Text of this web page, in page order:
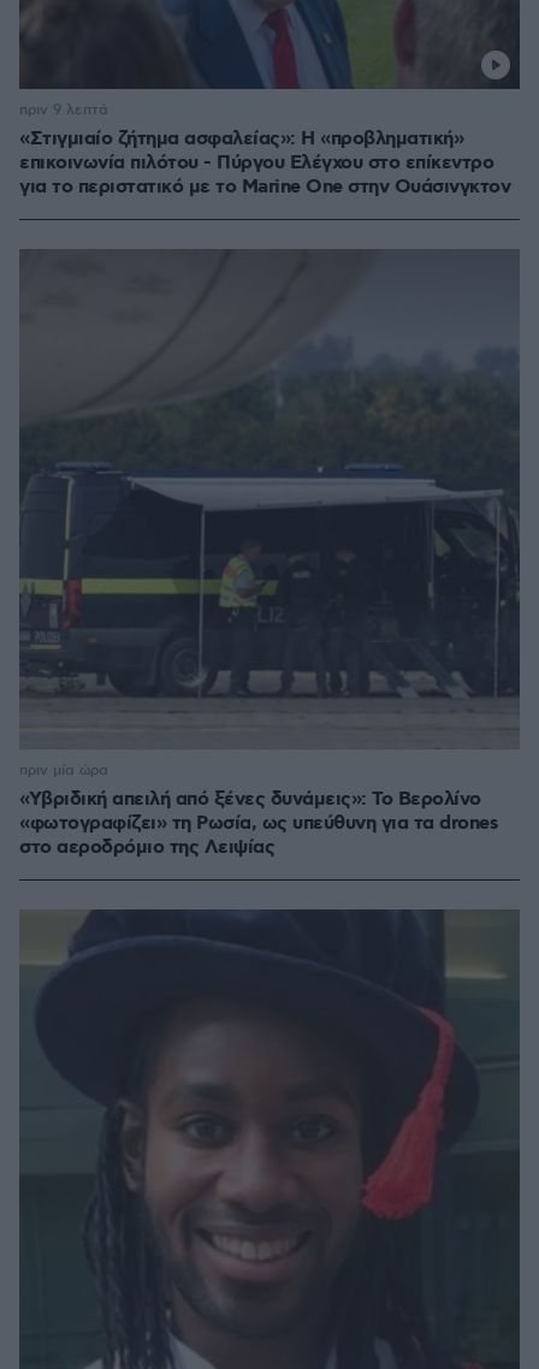
«Στιγμιαίο ζήτημα ασφαλείας»: Η «προβληματική»
επικοινωνία πιλότου - Πύργου Ελέγχου στο επίκεντρο
για το περιστατικό με το Marine One στην Ουάσινγκτον
πριν 9 λεπτά
«Υβριδική απειλή από ξένες δυνάμεις»: Το Βερολίνο
«φωτογραφίζει» τη Ρωσία, ως υπεύθυνη για τα drones
στο αεροδρόμιο της Λειψίας
πριν μία ώρα